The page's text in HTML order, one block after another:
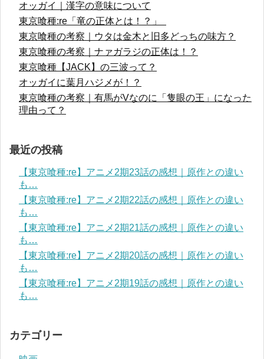
オッガイ｜漢字の意味について
東京喰種:re「竜の正体とは！？」
東京喰種の考察｜ウタは金木と旧多どっちの味方？
東京喰種の考察｜ナァガラジの正体は！？
東京喰種【JACK】の三波って？
オッガイに葉月ハジメが！？
東京喰種の考察｜有馬がVなのに「隻眼の王」になった
理由って？
最近の投稿
【東京喰種:re】アニメ2期23話の感想｜原作との違い
も…
【東京喰種:re】アニメ2期22話の感想｜原作との違い
も…
【東京喰種:re】アニメ2期21話の感想｜原作との違い
も…
【東京喰種:re】アニメ2期20話の感想｜原作との違い
も…
【東京喰種:re】アニメ2期19話の感想｜原作との違い
も…
カテゴリー